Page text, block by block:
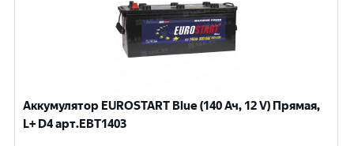
Аккумулятор EUROSTART Blue (140 Ач, 12 V) Прямая,
L+ D4 арт.EBT1403